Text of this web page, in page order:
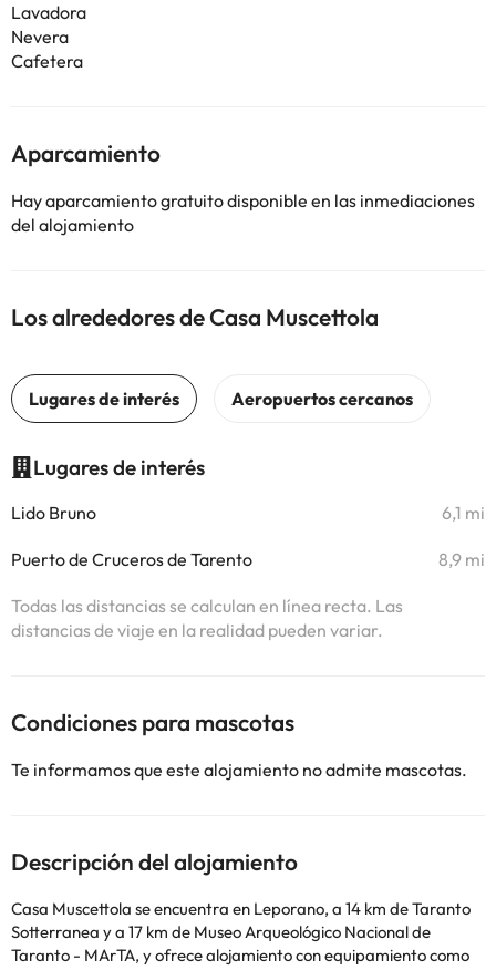
Lavadora
Nevera
Cafetera
Aparcamiento
Hay aparcamiento gratuito disponible en las inmediaciones
del alojamiento
Los alrededores de Casa Muscettola
Lugares de interés
Lido Bruno 6,1 mi
Puerto de Cruceros de Tarento 8,9 mi
Todas las distancias se calculan en línea recta. Las
distancias de viaje en la realidad pueden variar.
Condiciones para mascotas
Te informamos que este alojamiento no admite mascotas.
Descripción del alojamiento
Casa Muscettola se encuentra en Leporano, a 14 km de Taranto
Sotterranea y a 17 km de Museo Arqueológico Nacional de
Taranto - MArTA, y ofrece alojamiento con equipamiento como